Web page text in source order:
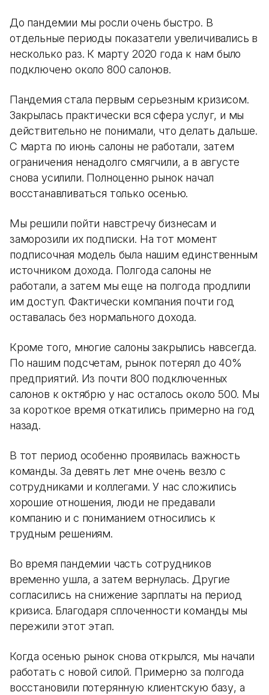
До пандемии мы росли очень быстро. В
отдельные периоды показатели увеличивались в
несколько раз. К марту 2020 года к нам было
подключено около 800 салонов.
Пандемия стала первым серьезным кризисом.
Закрылась практически вся сфера услуг, и мы
действительно не понимали, что делать дальше.
С марта по июнь салоны не работали, затем
ограничения ненадолго смягчили, а в августе
снова усилили. Полноценно рынок начал
восстанавливаться только осенью.
Мы решили пойти навстречу бизнесам и
заморозили их подписки. На тот момент
подписочная модель была нашим единственным
источником дохода. Полгода салоны не
работали, а затем мы еще на полгода продлили
им доступ. Фактически компания почти год
оставалась без нормального дохода.
Кроме того, многие салоны закрылись навсегда.
По нашим подсчетам, рынок потерял до 40%
предприятий. Из почти 800 подключенных
салонов к октябрю у нас осталось около 500. Мы
за короткое время откатились примерно на год
назад.
В тот период особенно проявилась важность
команды. За девять лет мне очень везло с
сотрудниками и коллегами. У нас сложились
хорошие отношения, люди не предавали
компанию и с пониманием относились к
трудным решениям.
Во время пандемии часть сотрудников
временно ушла, а затем вернулась. Другие
согласились на снижение зарплаты на период
кризиса. Благодаря сплоченности команды мы
пережили этот этап.
Когда осенью рынок снова открылся, мы начали
работать с новой силой. Примерно за полгода
восстановили потерянную клиентскую базу, а